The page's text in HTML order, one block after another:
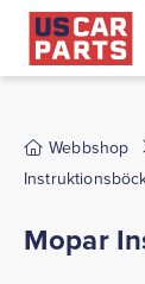
Webbshop
Mopar